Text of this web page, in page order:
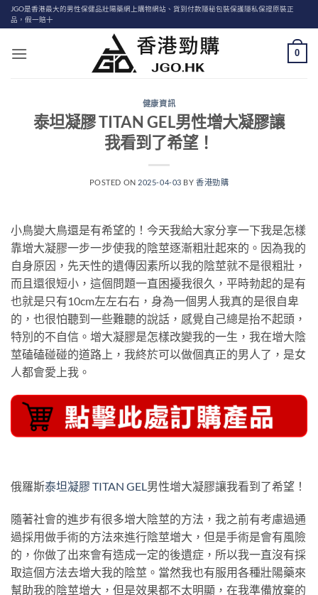
Skip
to
JGO是香港最大的男性保健品壯陽藥網上購物網站、貨到付款隱秘包裝保護隱私保證原裝正
品，假一賠十
0
健康資訊
泰坦凝膠 TITAN GEL男性增大凝膠讓
我看到了希望！
POSTED ON 2025-04-03 BY香港勁購
小鳥變大鳥還是有希望的！今天我給大家分享一下我是怎樣
靠增大凝膠一步一步使我的陰莖逐漸粗壯起來的。因為我的
自身原因，先天性的遺傳因素所以我的陰莖就不是很粗壯，
而且還很短小，這個問題一直困擾我很久，平時勃起的是有
也就是只有10cm左左右右，身為一個男人我真的是很自卑
的，也很怕聽到一些難聽的說話，感覺自己總是抬不起頭，
特別的不自信。增大凝膠是怎樣改變我的一生，我在增大陰
莖磕磕碰碰的道路上，我終於可以做個真正的男人了，是女
人都會愛上我。
俄羅斯泰坦凝膠 TITAN GEL男性增大凝膠讓我看到了希望！
隨著社會的進步有很多增大陰莖的方法，我之前有考慮過通
過採用做手術的方法來進行陰莖增大，但是手術是會有風險
的，你做了出來會有造成一定的後遺症，所以我一直沒有採
取這個方法去增大我的陰莖。當然我也有服用各種壯陽藥來
幫助我的陰莖增大，但是效果都不太明顯，在我準備放棄的